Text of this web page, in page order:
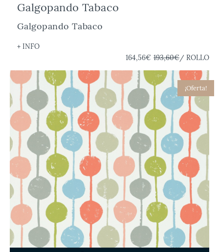
Galgopando Tabaco
Galgopando Tabaco
+ INFO
164,56€ 193,60€/ ROLLO
¡Oferta!